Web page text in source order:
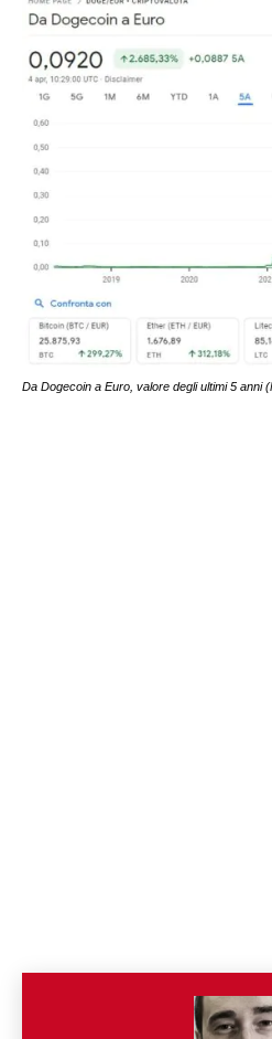
Da Dogecoin a Euro, valore degli ultimi 5 anni